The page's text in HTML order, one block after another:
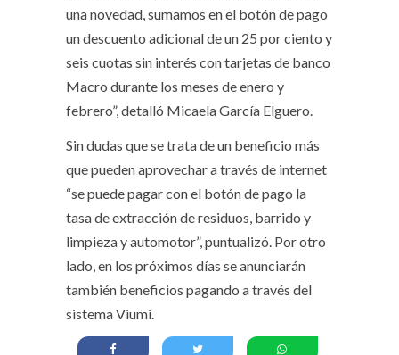
una novedad, sumamos en el botón de pago
un descuento adicional de un 25 por ciento y
seis cuotas sin interés con tarjetas de banco
Macro durante los meses de enero y
febrero”, detalló Micaela García Elguero.
Sin dudas que se trata de un beneficio más
que pueden aprovechar a través de internet
“se puede pagar con el botón de pago la
tasa de extracción de residuos, barrido y
limpieza y automotor”, puntualizó. Por otro
lado, en los próximos días se anunciarán
también beneficios pagando a través del
sistema Viumi.